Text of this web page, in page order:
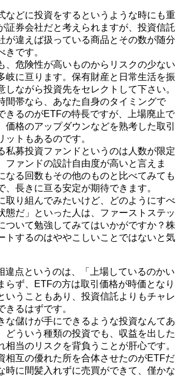
などに投資をするというような時にも重
証券会社だと考えられますが、投資信託
が違えば扱っている商品とその数が随分
きです。
、危険性が高いものからリスクの少ない
岐に亘ります。保有財産と日常生活を振
しながら投資先をセレクトして下さい。
間帯なら、あなた自身のタイミングで
きるのがETFの特長ですが、上場廃止で
価格のアップダウンなどを熟考した取引
ットもあるのです。
私募投資ファンドというのは人数が限定
ファンドの設計自由度が高いと言えま
なる回数もその他のものと比べてみても
、長きに亘る安定が期待できます。
取り組んでみたいけど、どのようにすべ
態だ」といった人は、ファーストステッ
ついて勉強してみてはいかがですか？株
トするのはややこしいことではないと気
違点というのは、「上場しているのかい
らず、ETFの方は取引価格が時価となり
いうこともあり、投資信託よりもチャレ
きるはずです。
な儲けが手にできるような投資なんてあ
どういう種類の投資でも、収益を出した
相当のリスクを背負うことが肝心です。
相互の優れた所を合体させたのがETFだ
時に間髪入れずに売買ができて、僅かな